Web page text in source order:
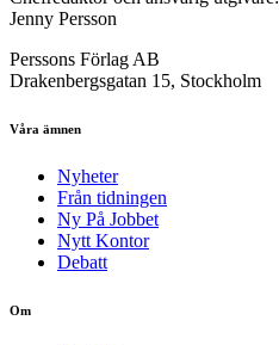
Jenny Persson
Perssons Förlag AB
Drakenbergsgatan 15, Stockholm
Våra ämnen
Nyheter
Från tidningen
Ny På Jobbet
Nytt Kontor
Debatt
Om